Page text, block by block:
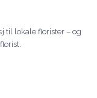
til lokale florister – og